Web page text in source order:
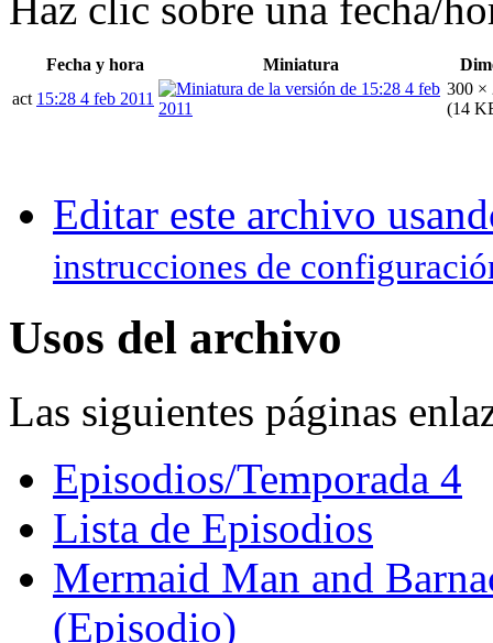
Fecha y hora Miniatura
act 15:28 4 feb 2011
300 ×
(14
Editar este archivo
instrucciones de
Usos del archivo
Las siguientes páginas
Episodios/Temporada 4
Lista de Episodios
Mermaid Man and
(Episodio)